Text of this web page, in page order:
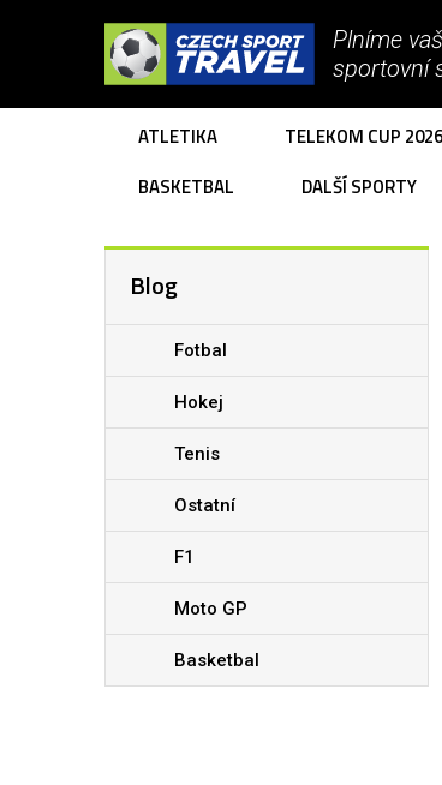
Plníme
sportovní
ATLETIKA TELEKOM CUP 2026
BASKETBAL
DALŠÍ SPORTY
Blog
Fotbal
Hokej
Tenis
Ostatní
F1
Moto GP
Basketbal